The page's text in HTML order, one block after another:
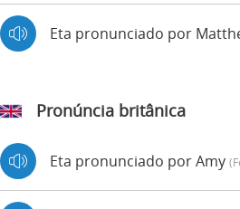
Eta pronunciado por
Pronúncia britânica
Eta pronunciado por Amy